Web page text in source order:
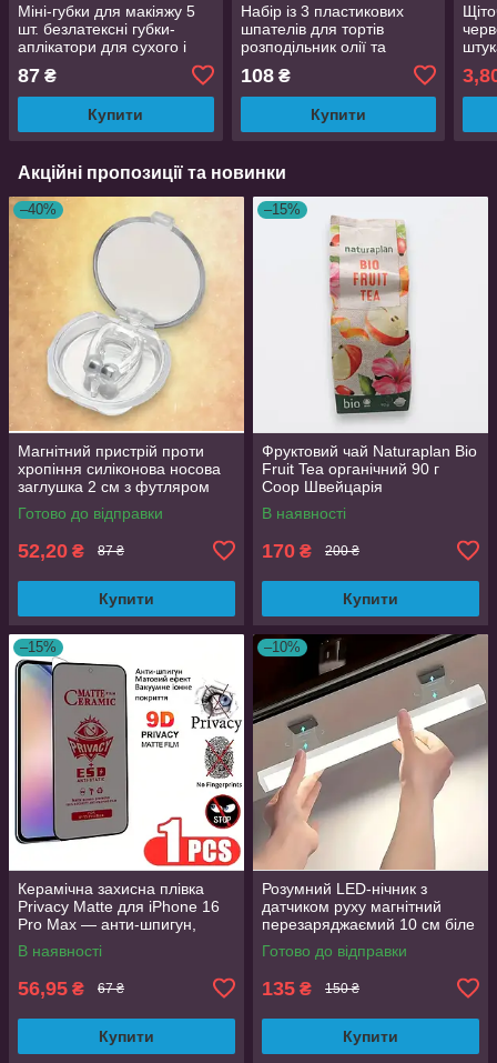
Міні-губки для макіяжу 5
шт. безлатексні губки-
аплікатори для сухого і
вологого нанесення колір
рандомно 3 см
87 ₴
Купити
Набір із 3 пластикових
шпателів для тортів
розподільник олії та
інструмент для вирізання
тіста
108₴
Купити
Акційні пропозиції та новинки
–40%
Магнітний пристрій проти
хропіння силіконова носова
заглушка 2 см з футляром
Готово до відправки
52,20 ₴ 87 ₴
Купити
–15%
Фруктовий чай Naturaplan Bio
Fruit Tea органічний 90 г
Coop Швейцарія
В наявності
170 ₴ 200 ₴
Купити
–15%
Керамічна захисна плівка
Privacy Matte для iPhone 16
Pro Max — анти-шпигун,
матова, Full Glue
В наявності
56,95 ₴ 67 ₴
Купити
–10%
Розумний LED-нічник з
датчиком руху магнітний
перезаряджаємий 10 см біле
світло
Готово до відправки
135 ₴ 150 ₴
Купити